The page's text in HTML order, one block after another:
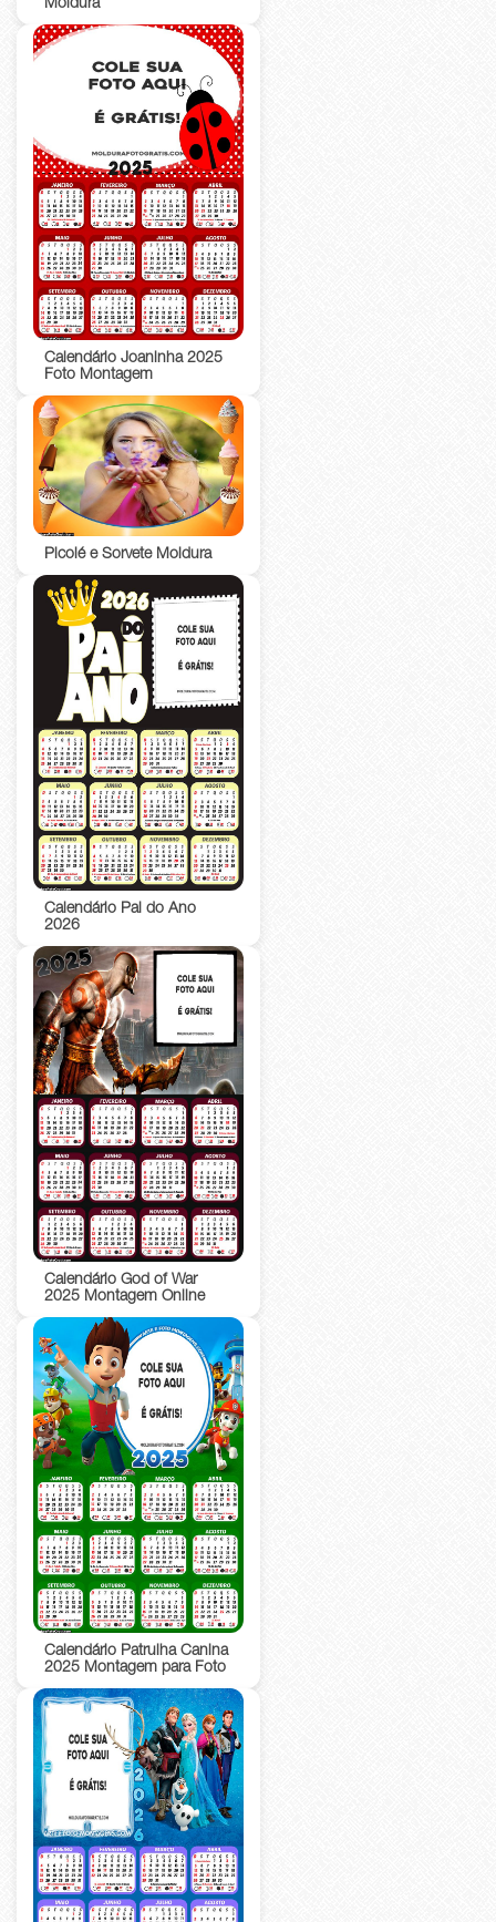
Moldura
Calendário Joaninha 2025
Foto Montagem
Picolé e Sorvete Moldura
Calendário Pai do Ano
2026
Calendário God of War
2025 Montagem Online
Calendário Patrulha Canina
2025 Montagem para Foto